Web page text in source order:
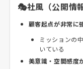
🎭社風（公開情
顧客起点が非常に
ミッションの
いている
美意識・空間感度